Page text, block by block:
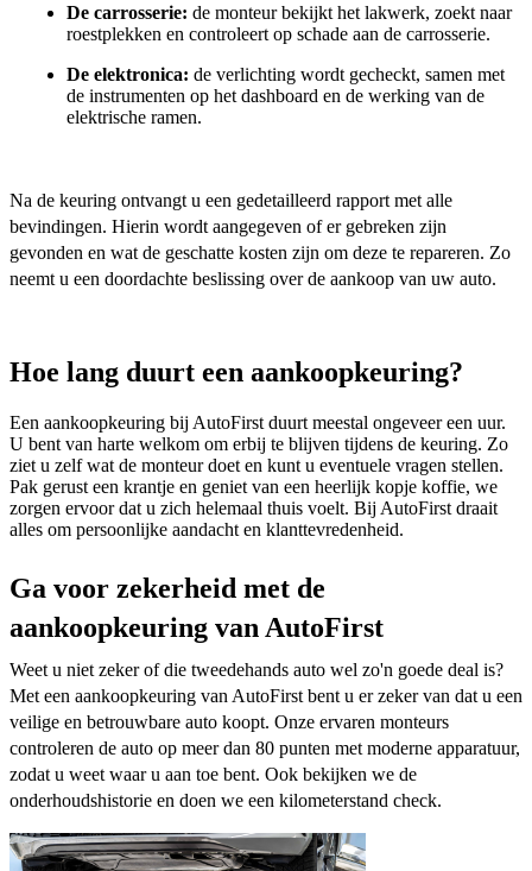
De carrosserie: de monteur bekijkt het lakwerk, zoekt naar
roestplekken en controleert op schade aan de carrosserie.
De elektronica: de verlichting wordt gecheckt, samen met
de instrumenten op het dashboard en de werking van de
elektrische ramen.
Na de keuring ontvangt u een gedetailleerd rapport met alle
bevindingen. Hierin wordt aangegeven of er gebreken zijn
gevonden en wat de geschatte kosten zijn om deze te repareren. Zo
neemt u een doordachte beslissing over de aankoop van uw auto.
Hoe lang duurt een aankoopkeuring?
Een aankoopkeuring bij AutoFirst duurt meestal ongeveer een uur.
U bent van harte welkom om erbij te blijven tijdens de keuring. Zo
ziet u zelf wat de monteur doet en kunt u eventuele vragen stellen.
Pak gerust een krantje en geniet van een heerlijk kopje koffie, we
zorgen ervoor dat u zich helemaal thuis voelt. Bij AutoFirst draait
alles om persoonlijke aandacht en klanttevredenheid.
Ga voor zekerheid met de
aankoopkeuring van AutoFirst
Weet u niet zeker of die tweedehands auto wel zo'n goede deal is?
Met een aankoopkeuring van AutoFirst bent u er zeker van dat u een
veilige en betrouwbare auto koopt. Onze ervaren monteurs
controleren de auto op meer dan 80 punten met moderne apparatuur,
zodat u weet waar u aan toe bent. Ook bekijken we de
onderhoudshistorie en doen we een kilometerstand check.